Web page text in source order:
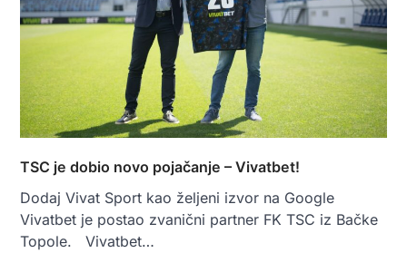
TSC je dobio novo pojačanje – Vivatbet!
Dodaj Vivat Sport kao željeni izvor na Google
Vivatbet je postao zvanični partner FK TSC iz Bačke
Topole. Vivatbet…